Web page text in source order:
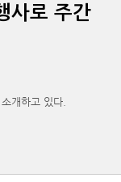
사로 주간
개하고 있다.